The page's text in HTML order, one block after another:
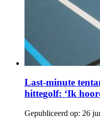
Last-minute
hittegolf: ‘Ik
Gepubliceerd op: 26